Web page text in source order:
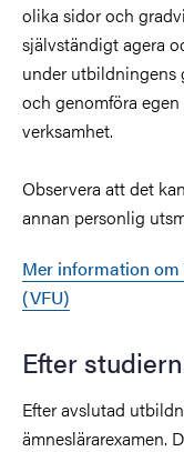
olika sidor och
självständigt agera
under utbildningens
och genomföra
verksamhet.
Observera att det
annan personlig
Mer information
(VFU)
Efter
Efter avslutad
ämneslärarexamen.